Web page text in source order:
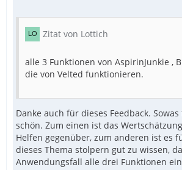
Zitat von Lottich
alle 3 Funktionen von AspirinJunkie ,
die von Velted funktionieren.
Danke auch für dieses Feedback.
schön. Zum einen ist das
Helfen gegenüber, zum anderen ist es
dieses Thema stolpern gut zu wissen,
Anwendungsfall alle drei Funktionen